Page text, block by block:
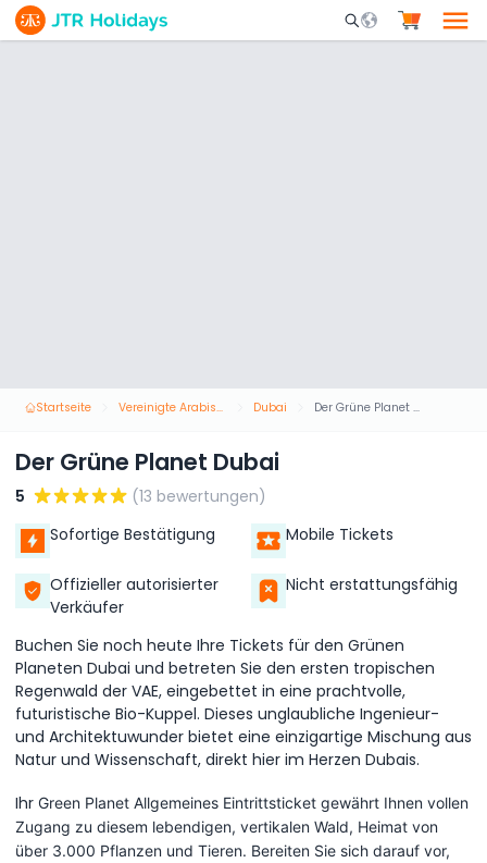
Mobile Search
Startseite Vereinigte Arabische Emirate Dubai Der Grüne Planet Dubai
Der Grüne Planet Dubai
5
(13 bewertungen)
Sofortige Bestätigung
Mobile Tickets
Offizieller autorisierter
Verkäufer
Nicht erstattungsfähig
Buchen Sie noch heute Ihre Tickets für den Grünen
Planeten Dubai und betreten Sie den ersten tropischen
Regenwald der VAE, eingebettet in eine prachtvolle,
futuristische Bio-Kuppel. Dieses unglaubliche Ingenieur-
und Architektuwunder bietet eine einzigartige Mischung aus
Natur und Wissenschaft, direkt hier im Herzen Dubais.
Ihr Green Planet Allgemeines Eintrittsticket gewährt Ihnen vollen
Zugang zu diesem lebendigen, vertikalen Wald, Heimat von
über 3.000 Pflanzen und Tieren. Bereiten Sie sich darauf vor,